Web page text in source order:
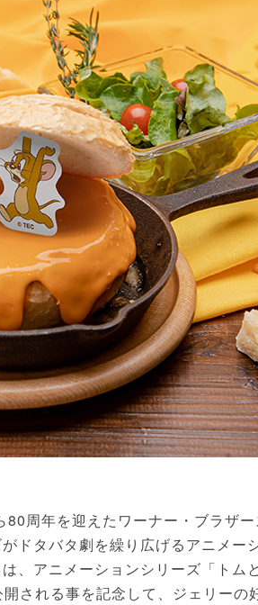
周年を迎えたワーナー・ブラザー
ドタバタ劇を繰り広げるアニメー
、アニメーションシリーズ「トム
される事を記念して、ジェリーの